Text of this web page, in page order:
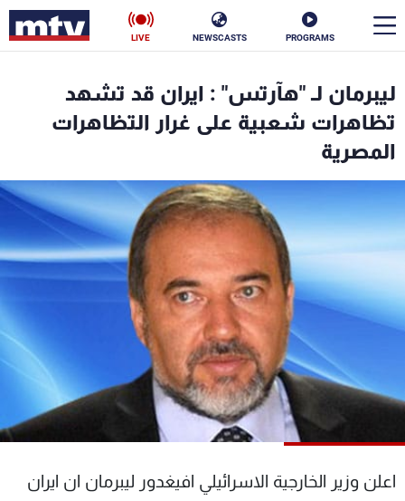
PROGRAMS
NEWSCASTS
LIVE
ليبرمان لـ "هآرتس" : ايران قد تشهد
تظاهرات شعبية على غرار التظاهرات
المصرية
اعلن وزير الخارجية الاسرائيلي افيغدور ليبرمان ان ايران
الأخبار
سياسة
إقتصاد فن
منوعات رياضة
كأس العالم
البرامج
جدول البرامج
شاهد البرامج
الترددات